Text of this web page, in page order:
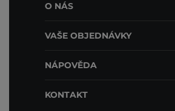
O NÁS
VAŠE OBJEDNÁVKY
NÁPOVĚDA
KONTAKT